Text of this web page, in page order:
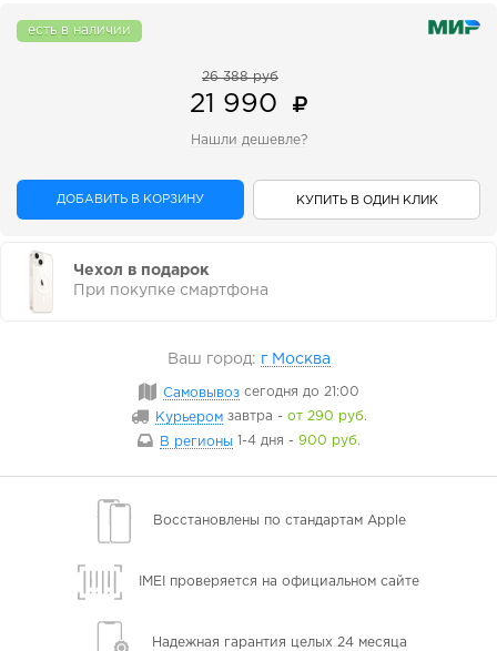
есть в наличии
26 388 руб
21 990
Нашли дешевле?
ДОБАВИТЬ В КОРЗИНУ КУПИТЬ В ОДИН КЛИК
Чехол в подарок
При покупке смартфона
Ваш город: г Москва
Самовывоз сегодня до 21:00
Курьером завтра - от 290 руб.
В регионы
1-4 дня - 900 руб.
Восстановлены по стандартам Apple
IMEI проверяется на официальном сайте
Надежная гарантия целых 24 месяца